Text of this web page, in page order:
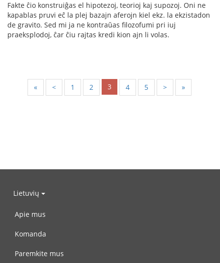
Fakte ĉio konstruiĝas el hipotezoj, teorioj kaj supozoj. Oni ne
kapablas pruvi eĉ la plej bazajn aferojn kiel ekz. la ekzistadon
de gravito. Sed mi ja ne kontraŭas filozofumi pri iuj
praeksplodoj, ĉar ĉiu rajtas kredi kion ajn li volas.
« < 1 2 3 4 5 > »
Lietuvių
Apie mus
Komanda
Paremkite mus